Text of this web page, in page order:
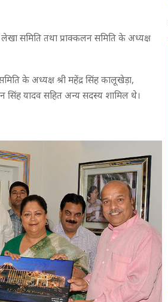
लेखा समिति तथा प्राक्कलन समिति के अध्यक्ष
के अध्यक्ष श्री महेंद्र सिंह कालूखेड़ा,
सिंह यादव सहित अन्य सदस्य शामिल थे।